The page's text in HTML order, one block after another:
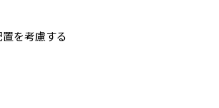
を考慮する